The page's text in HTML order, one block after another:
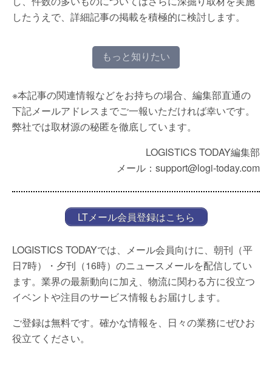
したうえで、詳細記事の掲載を積極的に検討します。
もっと知りたい
※本記事の関連情報などをお持ちの場合、編集部直通の
下記メールアドレスまでご一報いただければ幸いです。
弊社では取材源の秘匿を徹底しています。
LOGISTICS TODAY編集部
メール：support@logi-today.com
LTメール会員登録はこちら
LOGISTICS TODAYでは、メール会員向けに、朝刊（平
日7時）・夕刊（16時）のニュースメールを配信してい
ます。業界の最新動向に加え、物流に関わる方に役立つ
イベントや注目のサービス情報もお届けします。
ご登録は無料です。確かな情報を、日々の業務にぜひお
役立てください。